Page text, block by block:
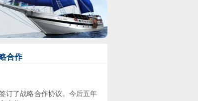
合作
订了战略合作协议。今后五年